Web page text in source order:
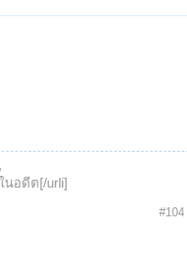
นอดีต[/urli]
#104